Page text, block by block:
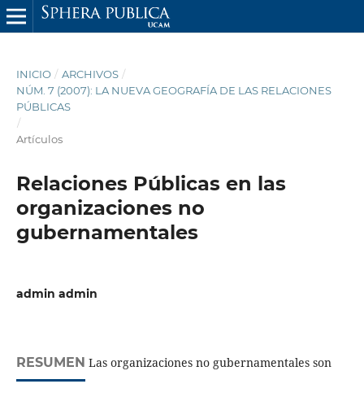
INICIO / ARCHIVOS /
NÚM. 7 (2007): LA NUEVA GEOGRAFÍA DE LAS RELACIONES
PÚBLICAS
/
Artículos
Relaciones Públicas en las
organizaciones no
gubernamentales
admin admin
RESUMEN Las organizaciones no gubernamentales son